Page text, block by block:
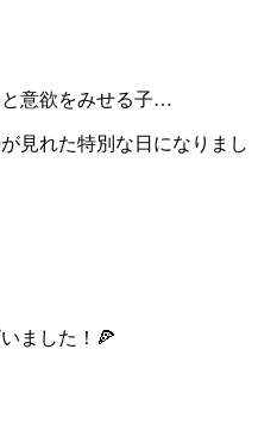
意欲をみせる子…
見れた特別な日になりまし
ました！ 🍕